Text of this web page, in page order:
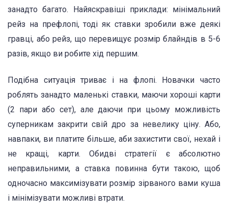
занадто багато. Найяскравіші приклади: мінімальний
рейз на префлопі, тоді як ставки зробили вже деякі
гравці, або рейз, що перевищує розмір блайндів в 5-6
разів, якщо ви робите хід першим.
Подібна ситуація триває і на флопі. Новачки часто
роблять занадто маленькі ставки, маючи хороші карти
(2 пари або сет), але даючи при цьому можливість
суперникам закрити свій дро за невелику ціну. Або,
навпаки, ви платите більше, аби захистити свої, нехай і
не кращі, карти. Обидві стратегії є абсолютно
неправильними, а ставка повинна бути такою, щоб
одночасно максимізувати розмір зірваного вами куша
і мінімізувати можливі втрати.